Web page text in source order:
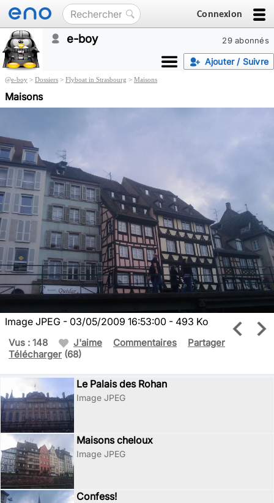
Connexion
29 abonnés
e-boy
Ajouter / Suivre
@e-boy > Dossiers > Flyboat in Strasbourg > Maisons
Maisons
Image JPEG - 03/05/2009 16:53:00 - 493 Ko
Vus : 148 J'aime Commentaires
Partager
Télécharger (68)
Le Palais des Rohan
Image JPEG
Maisons cheloux
Image JPEG
Confess!